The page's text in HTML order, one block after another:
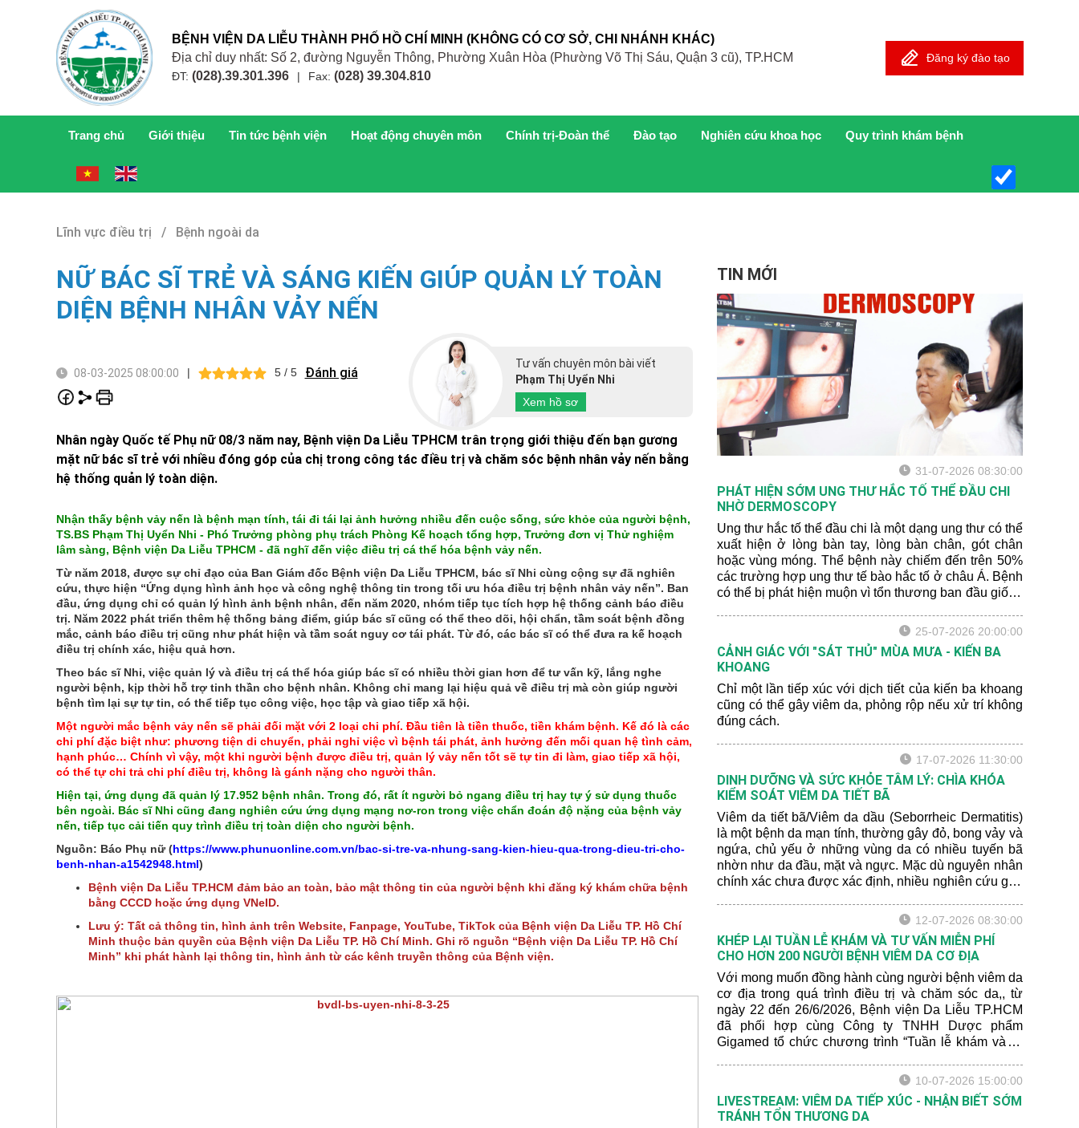
BỆNH VIỆN DA LIỄU THÀNH PHỐ HỒ CHÍ MINH (KHÔNG CÓ CƠ SỞ, CHI NHÁNH KHÁC)
Địa chỉ duy nhất: Số 2, đường Nguyễn Thông, Phường Xuân Hòa (Phường Võ Thị Sáu, Quận 3 cũ), TP.HCM
ĐT: (028).39.301.396 | Fax: (028) 39.304.810
Đăng ký đào tạo
Trang chủ Giới thiệu Tin tức bệnh viện Hoạt động chuyên môn Chính trị-Đoàn thể Đào tạo Nghiên cứu khoa học Quy trình khám bệnh
Lĩnh vực điều trị / Bệnh ngoài da
NỮ BÁC SĨ TRẺ VÀ SÁNG KIẾN GIÚP QUẢN LÝ TOÀN
DIỆN BỆNH NHÂN VẢY NẾN
08-03-2025 08:00:00 | 5 / 5 Đánh giá
Tư vấn chuyên môn bài viết
Phạm Thị Uyển Nhi
Xem hồ sơ
Nhân ngày Quốc tế Phụ nữ 08/3 năm nay, Bệnh viện Da Liễu TPHCM trân trọng giới thiệu đến bạn gương
mặt nữ bác sĩ trẻ với nhiều đóng góp của chị trong công tác điều trị và chăm sóc bệnh nhân vảy nến bằng
hệ thống quản lý toàn diện.
Nhận thấy bệnh vảy nến là bệnh mạn tính, tái đi tái lại ảnh hưởng nhiều đến cuộc sống, sức khỏe của người bệnh,
TS.BS Phạm Thị Uyển Nhi - Phó Trưởng phòng phụ trách Phòng Kế hoạch tổng hợp, Trưởng đơn vị Thử nghiệm
lâm sàng, Bệnh viện Da Liễu TPHCM - đã nghĩ đến việc điều trị cá thể hóa bệnh vảy nến.
Từ năm 2018, được sự chỉ đạo của Ban Giám đốc Bệnh viện Da Liễu TPHCM, bác sĩ Nhi cùng cộng sự đã nghiên
cứu, thực hiện “Ứng dụng hình ảnh học và công nghệ thông tin trong tối ưu hóa điều trị bệnh nhân vảy nến”. Ban
đầu, ứng dụng chỉ có quản lý hình ảnh bệnh nhân, đến năm 2020, nhóm tiếp tục tích hợp hệ thống cảnh báo điều
trị. Năm 2022 phát triển thêm hệ thống bảng điểm, giúp bác sĩ cũng có thể theo dõi, hội chẩn, tầm soát bệnh đồng
mắc, cảnh báo điều trị cũng như phát hiện và tầm soát nguy cơ tái phát. Từ đó, các bác sĩ có thể đưa ra kế hoạch
điều trị chính xác, hiệu quả hơn.
Theo bác sĩ Nhi, việc quản lý và điều trị cá thể hóa giúp bác sĩ có nhiều thời gian hơn để tư vấn kỹ, lắng nghe
người bệnh, kịp thời hỗ trợ tinh thần cho bệnh nhân. Không chỉ mang lại hiệu quả về điều trị mà còn giúp người
bệnh tìm lại sự tự tin, có thể tiếp tục công việc, học tập và giao tiếp xã hội.
Một người mắc bệnh vảy nến sẽ phải đối mặt với 2 loại chi phí. Đầu tiên là tiền thuốc, tiền khám bệnh. Kế đó là các
chi phí đặc biệt như: phương tiện di chuyển, phải nghỉ việc vì bệnh tái phát, ảnh hưởng đến mối quan hệ tình cảm,
hạnh phúc… Chính vì vậy, một khi người bệnh được điều trị, quản lý vảy nến tốt sẽ tự tin đi làm, giao tiếp xã hội,
có thể tự chi trả chi phí điều trị, không là gánh nặng cho người thân.
Hiện tại, ứng dụng đã quản lý 17.952 bệnh nhân. Trong đó, rất ít người bỏ ngang điều trị hay tự ý sử dụng thuốc
bên ngoài. Bác sĩ Nhi cũng đang nghiên cứu ứng dụng mạng nơ-ron trong việc chẩn đoán độ nặng của bệnh vảy
nến, tiếp tục cải tiến quy trình điều trị toàn diện cho người bệnh.
Nguồn: Báo Phụ nữ (https://www.phunuonline.com.vn/bac-si-tre-va-nhung-sang-kien-hieu-qua-trong-dieu-tri-cho-
benh-nhan-a1542948.html)
Bệnh viện Da Liễu TP.HCM đảm bảo an toàn, bảo mật thông tin của người bệnh khi đăng ký khám chữa bệnh
bằng CCCD hoặc ứng dụng VNeID.
Lưu ý: Tất cả thông tin, hình ảnh trên Website, Fanpage, YouTube, TikTok của Bệnh viện Da Liễu TP. Hồ Chí
Minh thuộc bản quyền của Bệnh viện Da Liễu TP. Hồ Chí Minh. Ghi rõ nguồn “Bệnh viện Da Liễu TP. Hồ Chí
Minh” khi phát hành lại thông tin, hình ảnh từ các kênh truyền thông của Bệnh viện.
TIN MỚI
31-07-2026 08:30:00
PHÁT HIỆN SỚM UNG THƯ HẮC TỐ THỂ ĐẦU CHI
NHỜ DERMOSCOPY
Ung thư hắc tố thể đầu chi là một dạng ung thư có thể
xuất hiện ở lòng bàn tay, lòng bàn chân, gót chân
hoặc vùng móng. Thể bệnh này chiếm đến trên 50%
các trường hợp ung thư tế bào hắc tố ở châu Á. Bệnh
có thể bị phát hiện muộn vì tổn thương ban đầu giống
25-07-2026 20:00:00
CẢNH GIÁC VỚI "SÁT THỦ" MÙA MƯA - KIẾN BA
KHOANG
Chỉ một lần tiếp xúc với dịch tiết của kiến ba khoang
cũng có thể gây viêm da, phỏng rộp nếu xử trí không
đúng cách.
17-07-2026 11:30:00
DINH DƯỠNG VÀ SỨC KHỎE TÂM LÝ: CHÌA KHÓA
KIỂM SOÁT VIÊM DA TIẾT BÃ
Viêm da tiết bã/Viêm da dầu (Seborrheic Dermatitis)
là một bệnh da mạn tính, thường gây đỏ, bong vảy và
ngứa, chủ yếu ở những vùng da có nhiều tuyến bã
nhờn như da đầu, mặt và ngực. Mặc dù nguyên nhân
chính xác chưa được xác định, nhiều nghiên cứu gần
tâm lý có thể ảnh hưởng đến mức độ nghiêm trọng
12-07-2026 08:30:00
KHÉP LẠI TUẦN LỄ KHÁM VÀ TƯ VẤN MIỄN PHÍ
CHO HƠN 200 NGƯỜI BỆNH VIÊM DA CƠ ĐỊA
Với mong muốn đồng hành cùng người bệnh viêm da
cơ địa trong quá trình điều trị và chăm sóc da,, từ
ngày 22 đến 26/6/2026, Bệnh viện Da Liễu TP.HCM
đã phối hợp cùng Công ty TNHH Dược phẩm
Gigamed tổ chức chương trình “Tuần lễ khám và tư
10-07-2026 15:00:00
LIVESTREAM: VIÊM DA TIẾP XÚC - NHẬN BIẾT SỚM
TRÁNH TỔN THƯƠNG DA